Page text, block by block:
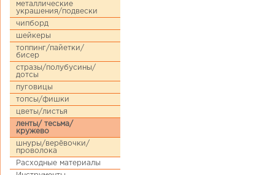
металлические
украшения/подвески
чипборд
шейкеры
топпинг/пайетки/
бисер
стразы/полубусины/
дотсы
пуговицы
топсы/фишки
цветы/листья
ленты/ тесьма/
кружево
шнуры/верёвочки/
проволока
Расходные материалы